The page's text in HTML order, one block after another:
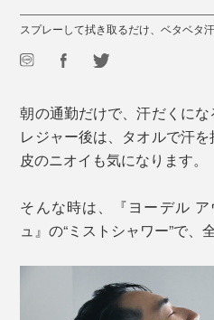
スプレーして拭き取るだけ、ベタベタ
朝の通勤だけで、汗だくに
レジャー後は、タオルで汗
皮のニオイも気になります。
そんな時は、『ヨーデル
ュ』の“ミストシャワー”で、